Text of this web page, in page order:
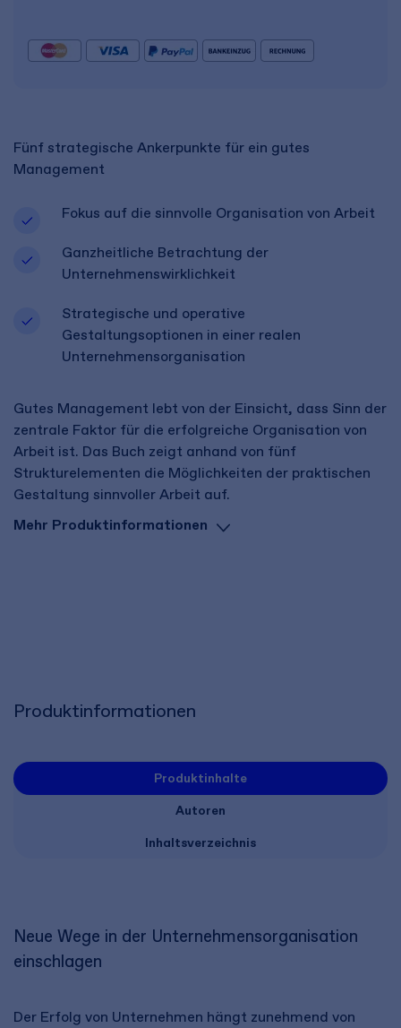
Fünf strategische Ankerpunkte für ein gutes
Management ​
Fokus auf die sinnvolle Organisation von Arbeit ​
Ganzheitliche Betrachtung der
Unternehmenswirklichkeit ​ ​
Strategische und operative
Gestaltungsoptionen in einer realen
Unternehmensorganisation ​
Gutes Management lebt von der Einsicht, dass Sinn der
zentrale Faktor für die erfolgreiche Organisation von
Arbeit ist. Das Buch zeigt anhand von fünf
Strukturelementen die Möglichkeiten der praktischen
Gestaltung sinnvoller Arbeit auf.
Mehr Produktinformationen
Produktinformationen
Produktinhalte
Autoren
Inhaltsverzeichnis
Neue Wege in der Unternehmensorganisation ​
einschlagen
Der Erfolg von Unternehmen hängt zunehmend von